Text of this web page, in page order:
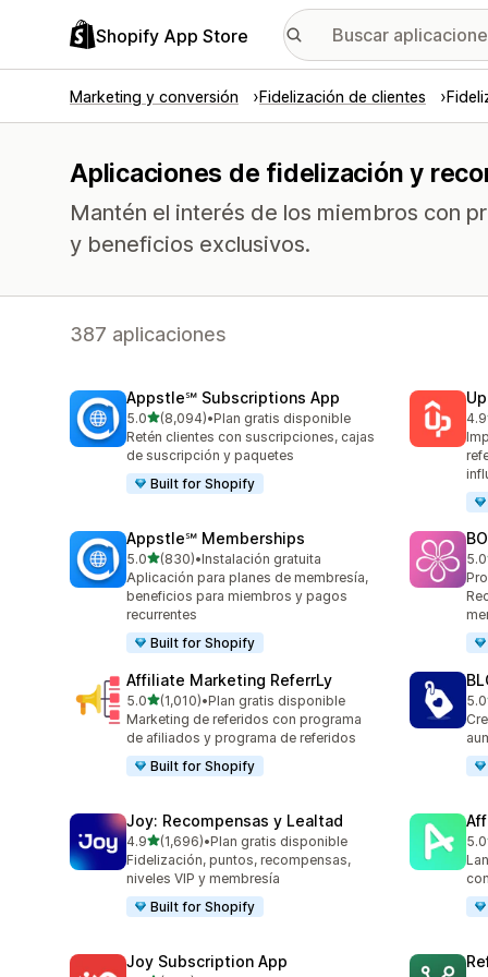
Shopify App Store
Marketing y conversión Fidelización de clientes
Aplicaciones de fidelización y
Mantén el interés de los miembros con
y beneficios exclusivos.
387 aplicaciones
Appstle℠ Subscriptions App
5.0de 5 estrellas
(8,094)
8094 reseñas en total
•Plan gratis disponible
Retén clientes con suscripciones, cajas
de suscripción y paquetes
Built for Shopify
4.9
Appstle℠ Memberships
5.0de 5 estrellas
(830)
830 reseñas en total
•Instalación gratuita
Aplicación para planes de membresía,
beneficios para miembros y pagos
recurrentes
Built for Shopify
5.0
Affiliate Marketing ReferrLy
5.0de 5 estrellas
(1,010)
1010 reseñas en total
•Plan gratis disponible
Marketing de referidos con programa
de afiliados y programa de referidos
Built for Shopify
5.0
Joy: Recompensas y Lealtad
4.9de 5 estrellas
(1,696)
1696 reseñas en total
•Plan gratis disponible
Fidelización, puntos, recompensas,
niveles VIP y membresía
Built for Shopify
5.0
Joy Subscription App